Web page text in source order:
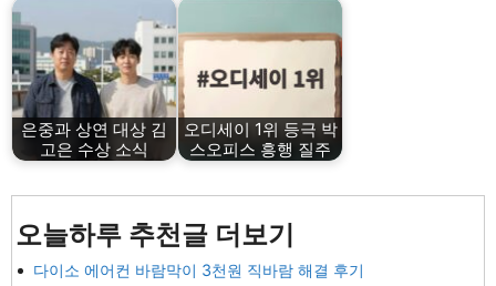
은중과 상연 대상 김
고은 수상 소식
오디세이 1위 등극 박
스오피스 흥행 질주
오늘하루 추천글 더보기
다이소 에어컨 바람막이 3천원 직바람 해결 후기